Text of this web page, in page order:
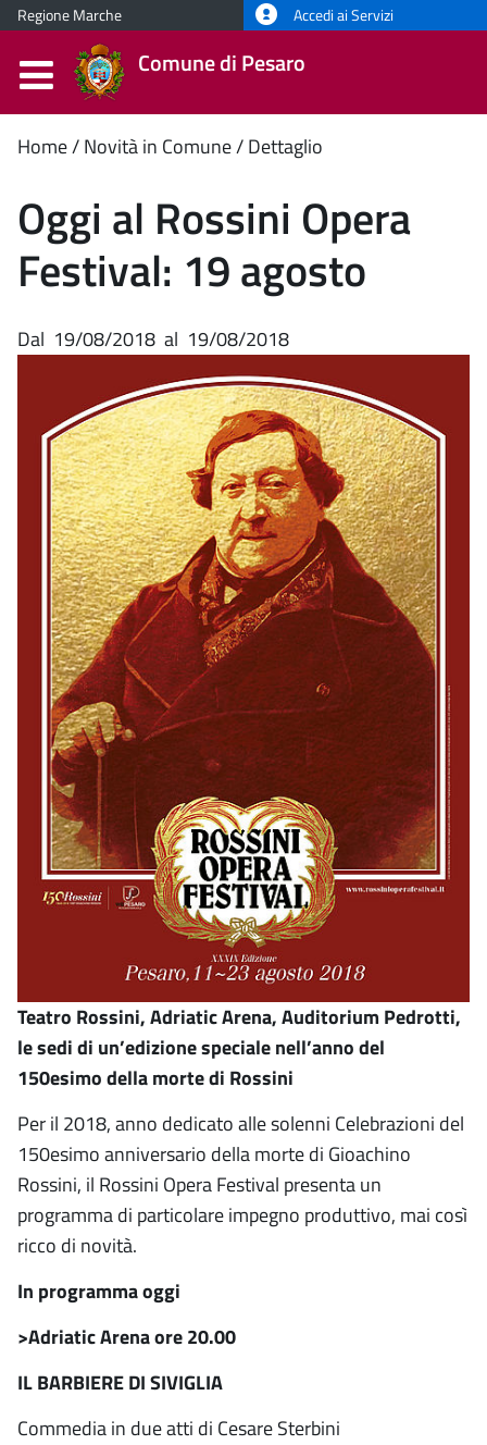
Regione Marche Accedi ai Servizi
Comune di Pesaro
Contenuto
principale
Home Novità in Comune Dettaglio
Oggi al Rossini Opera
Festival: 19 agosto
Dal 19/08/2018 al 19/08/2018
Teatro Rossini, Adriatic Arena, Auditorium Pedrotti,
le sedi di un’edizione speciale nell’anno del
150esimo della morte di Rossini
Per il 2018, anno dedicato alle solenni Celebrazioni del
150esimo anniversario della morte di Gioachino
Rossini, il Rossini Opera Festival presenta un
programma di particolare impegno produttivo, mai così
ricco di novità.
In programma oggi
>Adriatic Arena ore 20.00
IL BARBIERE DI SIVIGLIA
Commedia in due atti di Cesare Sterbini